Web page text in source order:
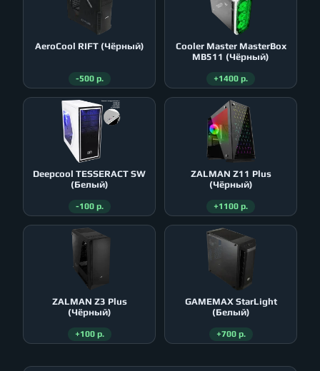
AeroСool RIFT (Чёрный)
-500 р.
Cooler Master MasterBox
MB511 (Чёрный)
+1400 р.
Deepcool TESSERACT SW
(Белый)
-100 р.
ZALMAN Z11 Plus
(Чёрный)
+1100 р.
ZALMAN Z3 Plus
(Чёрный)
+100 р.
GAMEMAX StarLight
(Белый)
+700 р.